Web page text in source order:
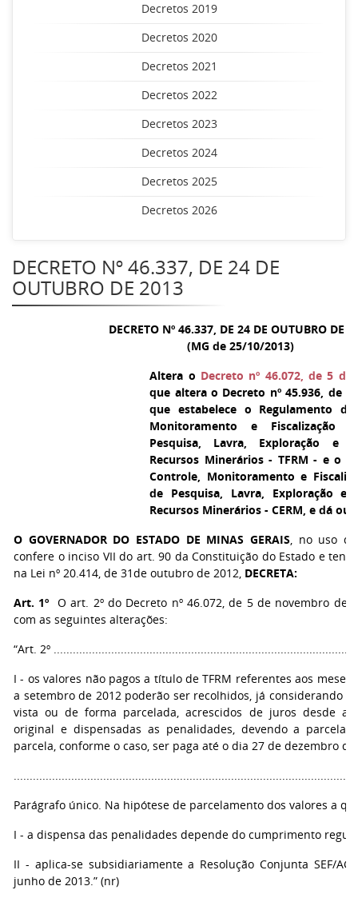
Decretos 2019
Decretos 2020
Decretos 2021
Decretos 2022
Decretos 2023
Decretos 2024
Decretos 2025
Decretos 2026
DECRETO Nº 46.337, DE 24 DE
OUTUBRO DE 2013
DECRETO Nº 46.337, DE 24 DE OUTUBRO DE
(MG de 25/10/2013)
Altera o Decreto nº 46.072, de 5
que altera o Decreto nº 45.936, de
que estabelece o Regulamento
Monitoramento e Fiscalização
Pesquisa, Lavra, Exploração e
Recursos Minerários - TFRM - e o
Controle, Monitoramento e
de Pesquisa, Lavra, Exploração e
Recursos Minerários - CERM, e dá
O GOVERNADOR DO ESTADO DE MINAS GERAIS, no uso
confere o inciso VII do art. 90 da Constituição do Estado e
na Lei nº 20.414, de 31de outubro de 2012, DECRETA:
Art. 1º O art. 2º do Decreto nº 46.072, de 5 de novembro de
com as seguintes alterações:
“Art. 2º
I - os valores não pagos a título de TFRM referentes aos
a setembro de 2012 poderão ser recolhidos, já considerando o
vista ou de forma parcelada, acrescidos de juros desde a
original e dispensadas as penalidades, devendo a parcela
parcela, conforme o caso, ser paga até o dia 27 de dezembro de
Parágrafo único. Na hipótese de parcelamento dos valores a
I - a dispensa das penalidades depende do cumprimento
II - aplica-se subsidiariamente a Resolução Conjunta SEF/
junho de 2013.” (nr)